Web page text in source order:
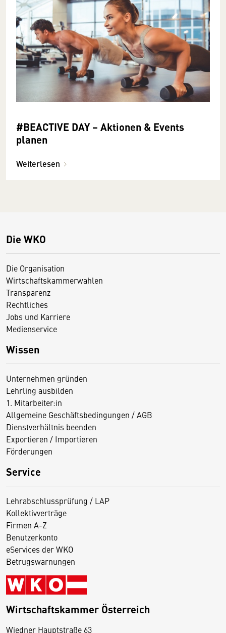
#BEACTIVE DAY − Aktionen & Events
planen
Weiterlesen
Die WKO
Die Organisation
Wirtschaftskammerwahlen
Transparenz
Rechtliches
Jobs und Karriere
Medienservice
Wissen
Unternehmen gründen
Lehrling ausbilden
1. Mitarbeiter:in
Allgemeine Geschäftsbedingungen / AGB
Dienstverhältnis beenden
Exportieren / Importieren
Förderungen
Service
Lehrabschlussprüfung / LAP
Kollektivverträge
Firmen A-Z
Benutzerkonto
eServices der WKO
Betrugswarnungen
Wirtschaftskammer Österreich
Wiedner Hauptstraße 63